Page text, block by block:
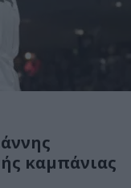
καμπάνιας